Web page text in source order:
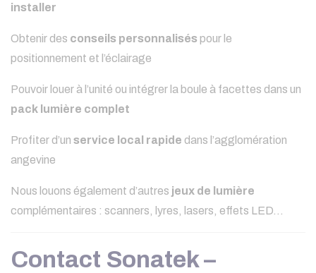
installer
Obtenir des conseils personnalisés pour le
positionnement et l’éclairage
Pouvoir louer à l’unité ou intégrer la boule à facettes dans un
pack lumière complet
Profiter d’un service local rapide dans l’agglomération
angevine
Nous louons également d’autres jeux de lumière
complémentaires : scanners, lyres, lasers, effets LED…
Contact Sonatek –